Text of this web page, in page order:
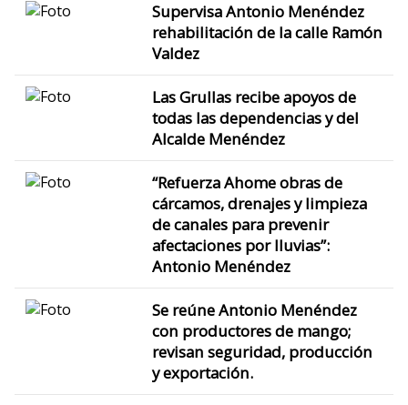
Supervisa Antonio Menéndez
rehabilitación de la calle Ramón
Valdez
Las Grullas recibe apoyos de
todas las dependencias y del
Alcalde Menéndez
“Refuerza Ahome obras de
cárcamos, drenajes y limpieza
de canales para prevenir
afectaciones por lluvias”:
Antonio Menéndez
Se reúne Antonio Menéndez
con productores de mango;
revisan seguridad, producción
y exportación.